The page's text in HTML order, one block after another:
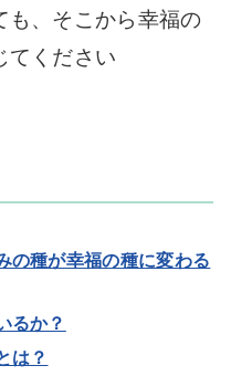
も、そこから幸福の
てください
の種が幸福の種に変わる
るか？
は？